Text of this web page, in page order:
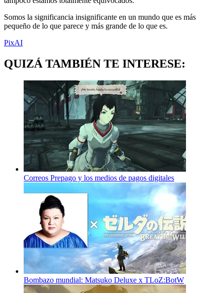
Somos la significancia insignificante en un mundo que es más
pequeño de lo que parece y más grande de lo que es.
PixAI
QUIZÁ TAMBIÉN TE INTERESE:
Correos Prepago y los medios de pagos digitales
Bombazo mundial: Matsuko Deluxe x TLoZ:BotW